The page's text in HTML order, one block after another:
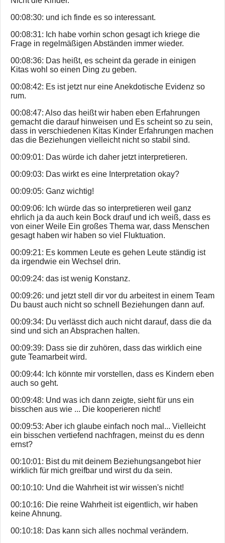
00:08:30: und ich finde es so interessant.
00:08:31: Ich habe vorhin schon gesagt ich kriege die
Frage in regelmäßigen Abständen immer wieder.
00:08:36: Das heißt, es scheint da gerade in einigen
Kitas wohl so einen Ding zu geben.
00:08:42: Es ist jetzt nur eine Anekdotische Evidenz so
rum.
00:08:47: Also das heißt wir haben eben Erfahrungen
gemacht die darauf hinweisen und Es scheint so zu sein,
dass in verschiedenen Kitas Kinder Erfahrungen machen
das die Beziehungen vielleicht nicht so stabil sind.
00:09:01: Das würde ich daher jetzt interpretieren.
00:09:03: Das wirkt es eine Interpretation okay?
00:09:05: Ganz wichtig!
00:09:06: Ich würde das so interpretieren weil ganz
ehrlich ja da auch kein Bock drauf und ich weiß, dass es
von einer Weile Ein großes Thema war, dass Menschen
gesagt haben wir haben so viel Fluktuation.
00:09:21: Es kommen Leute es gehen Leute ständig ist
da irgendwie ein Wechsel drin.
00:09:24: das ist wenig Konstanz.
00:09:26: und jetzt stell dir vor du arbeitest in einem Team
Du baust auch nicht so schnell Beziehungen dann auf.
00:09:34: Du verlässt dich auch nicht darauf, dass die da
sind und sich an Absprachen halten.
00:09:39: Dass sie dir zuhören, dass das wirklich eine
gute Teamarbeit wird.
00:09:44: Ich könnte mir vorstellen, dass es Kindern eben
auch so geht.
00:09:48: Und was ich dann zeigte, sieht für uns ein
bisschen aus wie ... Die kooperieren nicht!
00:09:53: Aber ich glaube einfach noch mal... Vielleicht
ein bisschen vertiefend nachfragen, meinst du es denn
ernst?
00:10:01: Bist du mit deinem Beziehungsangebot hier
wirklich für mich greifbar und wirst du da sein.
00:10:10: Und die Wahrheit ist wir wissen's nicht!
00:10:16: Die reine Wahrheit ist eigentlich, wir haben
keine Ahnung.
00:10:18: Das kann sich alles nochmal verändern.